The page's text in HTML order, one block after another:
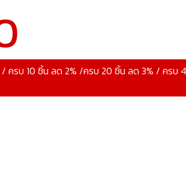
ครบ 10 ชิ้น ลด 2% /ครบ 20 ชิ้น ลด 3% / ครบ